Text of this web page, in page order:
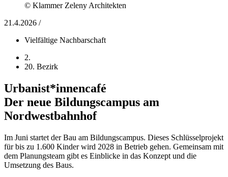
© Klammer Zeleny Architekten
21.4.2026 /
Vielfältige Nachbarschaft
2.
20. Bezirk
Urbanist*innencafé
Der neue Bildungscampus am
Nordwestbahnhof
Im Juni startet der Bau am Bildungscampus. Dieses Schlüsselprojekt
für bis zu 1.600 Kinder wird 2028 in Betrieb gehen. Gemeinsam mit
dem Planungsteam gibt es Einblicke in das Konzept und die
Umsetzung des Baus.